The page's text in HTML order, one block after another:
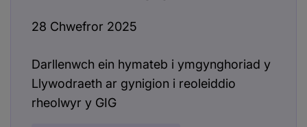
28 Chwefror 2025
Darllenwch ein hymateb i ymgynghoriad y
Llywodraeth ar gynigion i reoleiddio
rheolwyr y GIG